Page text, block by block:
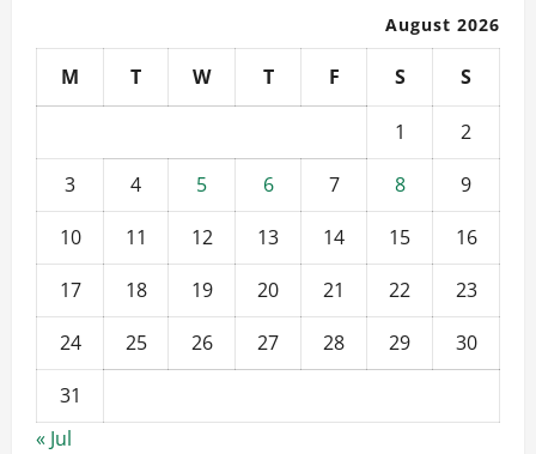
August 2026
M T W T F S S
1
2
3
4 5 6 7 8
9
10
11 12 13 14 15
16
17
18 19 20 21 22
23
24
25 26 27 28 29
30
31
« Jul